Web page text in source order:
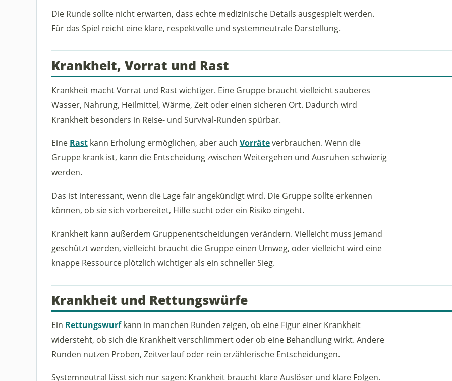
Die Runde sollte nicht erwarten, dass echte medizinische Details ausgespielt werden.
Für das Spiel reicht eine klare, respektvolle und systemneutrale Darstellung.
Krankheit, Vorrat und Rast
Krankheit macht Vorrat und Rast wichtiger. Eine Gruppe braucht vielleicht sauberes
Wasser, Nahrung, Heilmittel, Wärme, Zeit oder einen sicheren Ort. Dadurch wird
Krankheit besonders in Reise- und Survival-Runden spürbar.
Eine Rastkann Erholung ermöglichen, aber auch Vorräteverbrauchen. Wenn die
Gruppe krank ist, kann die Entscheidung zwischen Weitergehen und Ausruhen schwierig
werden.
Das ist interessant, wenn die Lage fair angekündigt wird. Die Gruppe sollte erkennen
können, ob sie sich vorbereitet, Hilfe sucht oder ein Risiko eingeht.
Krankheit kann außerdem Gruppenentscheidungen verändern. Vielleicht muss jemand
geschützt werden, vielleicht braucht die Gruppe einen Umweg, oder vielleicht wird eine
knappe Ressource plötzlich wichtiger als ein schneller Sieg.
Krankheit und Rettungswürfe
Ein Rettungswurfkann in manchen Runden zeigen, ob eine Figur einer Krankheit
widersteht, ob sich die Krankheit verschlimmert oder ob eine Behandlung wirkt. Andere
Runden nutzen Proben, Zeitverlauf oder rein erzählerische Entscheidungen.
Systemneutral lässt sich nur sagen: Krankheit braucht klare Auslöser und klare Folgen.